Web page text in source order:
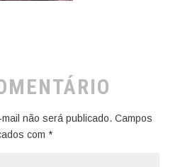
não será publicado. Campos
com *